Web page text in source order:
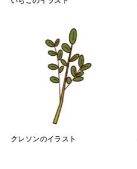
クレソンのイラスト